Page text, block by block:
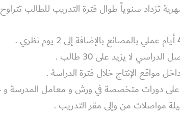
الدراسي لا يزيد على 30 طالب .
مواقع الإنتاج خلال فترة الدراسة .
دورات متخصصة في ورش و معامل المدرسة و
مواصلات من وإلى مقر التدريب .